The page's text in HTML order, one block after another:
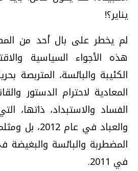
يناير؟!
لم يخطر على بال أحد من
هذه الأجواء السياسية
الكئيبة والبائسة، المتربصة
المعادية لاحترام الدستور
الفساد والاستبداد، ذاتها،
والعباد في عام
المضطربة والبائسة
في 2011.